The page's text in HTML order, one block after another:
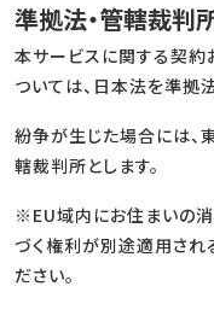
準拠法・管轄裁判
本サービスに関する契
ついては、日本法を準拠法
紛争が生じた場合には
轄裁判所とします。
※EU域内にお住まいの
づく権利が別途適用され
ださい。